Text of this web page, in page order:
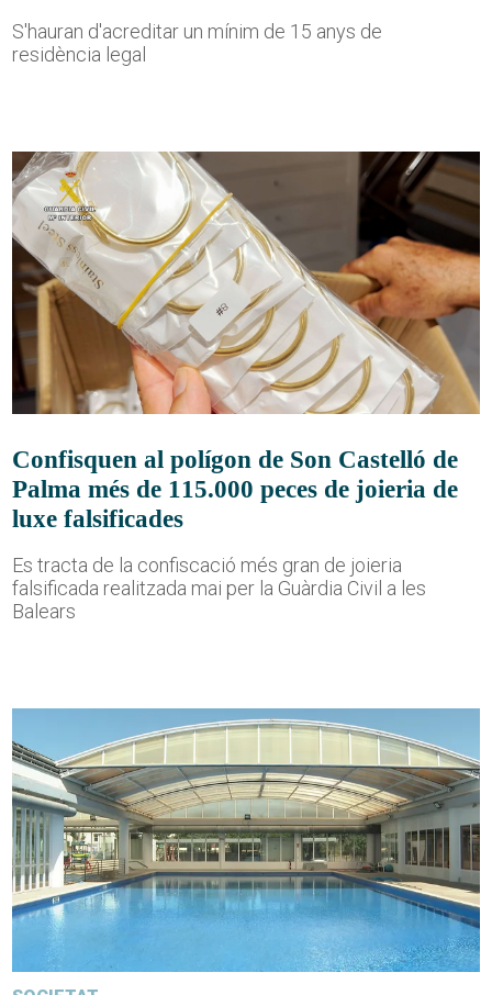
S'hauran d'acreditar un mínim de 15 anys de
residència legal
Confisquen al polígon de Son Castelló de
Palma més de 115.000 peces de joieria de
luxe falsificades
Es tracta de la confiscació més gran de joieria
falsificada realitzada mai per la Guàrdia Civil a les
Balears